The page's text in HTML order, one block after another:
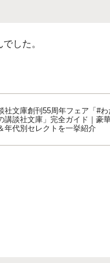
した。
社文庫創刊55周年フェア「#わ
講談社文庫」完全ガイド｜豪
年代別セレクトを一挙紹介